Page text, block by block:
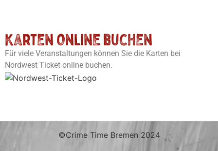
Karten online buchen
Für viele Veranstaltungen können Sie die Karten bei
Nordwest Ticket online buchen.
©Crime Time Bremen 2024